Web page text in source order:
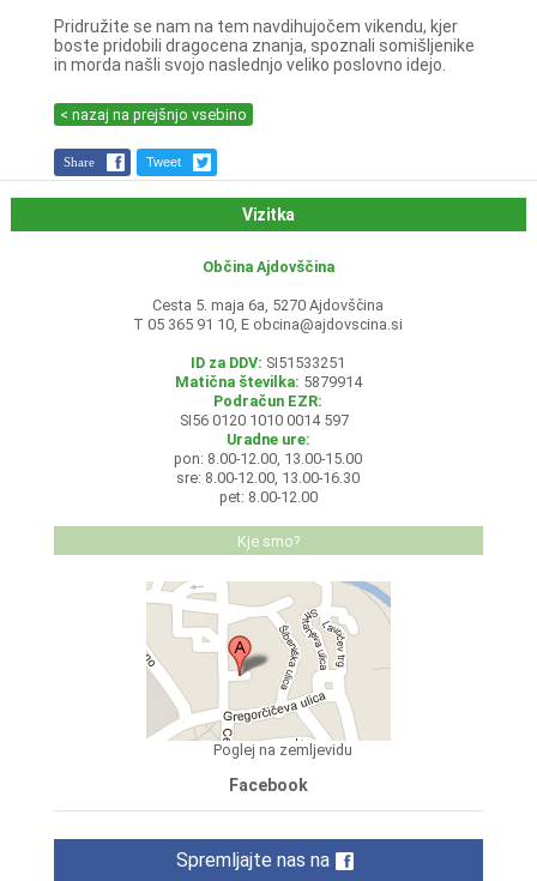
Pridružite se nam na tem navdihujočem vikendu, kjer
boste pridobili dragocena znanja, spoznali somišljenike
in morda našli svojo naslednjo veliko poslovno idejo.
< nazaj na prejšnjo vsebino
Share Tweet
Vizitka
Občina Ajdovščina
Cesta 5. maja 6a, 5270 Ajdovščina
T 05 365 91 10, E obcina@ajdovscina.si
ID za DDV: SI51533251
Matična številka: 5879914
Podračun EZR:
SI56 0120 1010 0014 597
Uradne ure:
pon: 8.00-12.00, 13.00-15.00
sre: 8.00-12.00, 13.00-16.30
pet: 8.00-12.00
Kje smo?
Poglej na zemljevidu
Facebook
Spremljajte nas na